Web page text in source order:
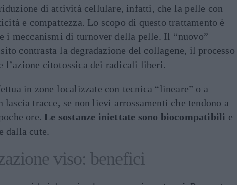
di attività cellulare, infatti, che la pelle con
e compattezza. Lo scopo di questo trattamento è
i meccanismi di turnover della pelle. Il “nuovo”
contrasta la degradazione del collagene, il processo
l’azione citotossica dei radicali liberi.
in zone localizzate con tecnica “lineare” o a
tracce, se non lievi arrossamenti che tendono a
ore.Le sostanze iniettate sono biocompatibili e
dalla cute.
viso: benefici